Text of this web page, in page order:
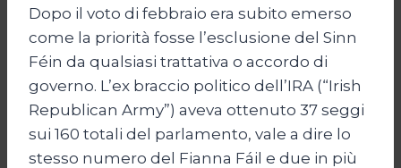
Dopo il voto di febbraio era subito emerso
come la priorità fosse l’esclusione del Sinn
Féin da qualsiasi trattativa o accordo di
governo. L’ex braccio politico dell’IRA (“Irish
Republican Army”) aveva ottenuto 37 seggi
sui 160 totali del parlamento, vale a dire lo
stesso numero del Fianna Fáil e due in più